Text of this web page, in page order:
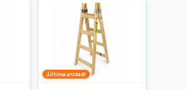
¡Última unidad!